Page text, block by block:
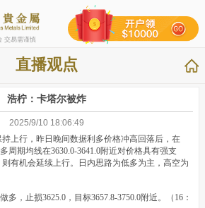
交易需谨慎
直播观点
浩柠：卡塔尔被炸
2025/9/10 18:06:49
上行，昨日晚间数据利多价格冲高回落后，在
周期均线在3630.0-3641.0附近对价格具有强支
有机会延续上行。日内思路为低多为主，高空为
多，止损3625.0，目标3657.8-3750.0附近。（16：